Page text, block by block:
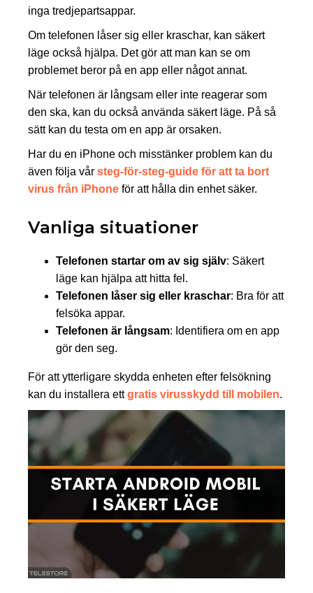
inga tredjepartsappar.
Om telefonen låser sig eller kraschar, kan säkert
läge också hjälpa. Det gör att man kan se om
problemet beror på en app eller något annat.
När telefonen är långsam eller inte reagerar som
den ska, kan du också använda säkert läge. På så
sätt kan du testa om en app är orsaken.
Har du en iPhone och misstänker problem kan du
även följa vår steg-för-steg-guide för att ta bort
virus från iPhone för att hålla din enhet säker.
Vanliga situationer
Telefonen startar om av sig själv: Säkert
läge kan hjälpa att hitta fel.
Telefonen låser sig eller kraschar: Bra för att
felsöka appar.
Telefonen är långsam: Identifiera om en app
gör den seg.
För att ytterligare skydda enheten efter felsökning
kan du installera ettgratis virusskydd till mobilen.